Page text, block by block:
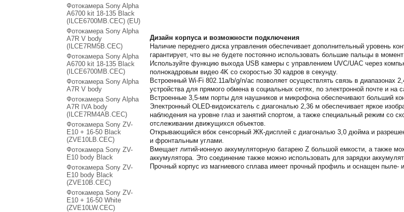
Дизайн корпуса и возможности подключения
Наличие переднего диска управления обеспечивает дополнительный уровень
гарантирует, что вы не будете постоянно использовать большие пальцы в
Используйте функцию выхода USB камеры с управлением UVC/UAC через
полнокадровым видео 4K со скоростью 30 кадров в секунду.
Встроенный Wi-Fi 802.11a/b/g/n/ac позволяет осуществлять связь в
устройства для прямого обмена в социальных сетях, по электронной почте и на
Встроенные 3,5-мм порты для наушников и микрофона обеспечивают больший
Электронный OLED-видоискатель с диагональю 2,36 м обеспечивает яркое
наблюдения на уровне глаз и занятий спортом, а также специальный режим со
отслеживании движущихся объектов.
Открывающийся вбок сенсорный ЖК-дисплей с диагональю 3,0 дюйма и
и фронтальным углами.
Вмещает литий-ионную аккумуляторную батарею Z большой емкости, а также
аккумулятора. Это соединение также можно использовать для зарядки
Прочный корпус из магниевого сплава имеет прочный профиль и оснащен
Фотокамера Sony Alpha
A6700 kit 18-135 Black
(ILCE6700MB.CEC) (EU)
Фотокамера Sony Alpha
A7R V body
(ILCE7RM5B.CEC)
Фотокамера Sony Alpha
A6700 kit 18-135 Black
(ILCE6700MB.CEC)
Фотокамера Sony Alpha
A7R V body
Фотокамера Sony Alpha
A7R IVA body
(ILCE7RM4AB.CEC)
Фотокамера Sony ZV-
E10 + 16-50 Black
(ZVE10LB.CEC)
Фотокамера Sony ZV-
E10 body Black
Фотокамера Sony ZV-
E10 body Black
(ZVE10B.CEC)
Фотокамера Sony ZV-
E10 + 16-50 White
(ZVE10LW.CEC)